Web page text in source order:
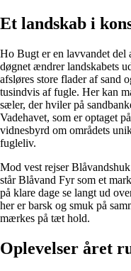
Et landskab i
Ho Bugt er en lavvandet del
døgnet ændrer landskabets
afsløres store flader af sand
tusindvis af fugle. Her kan
sæler, der hviler på
Vadehavet, som er optaget
vidnesbyrd om områdets
fugleliv.
Mod vest rejser
står Blåvand Fyr som et
på klare dage se langt ud
her er barsk og smuk på
mærkes på tæt hold.
Oplevelser året